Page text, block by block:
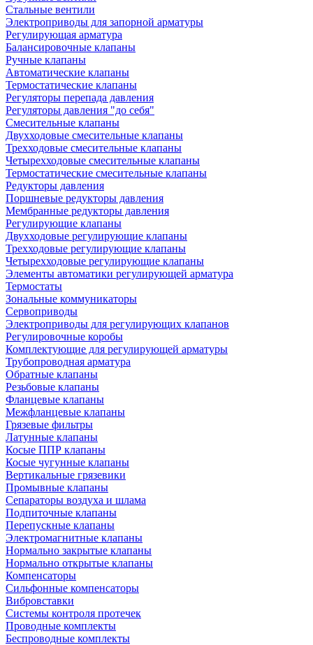
Стальные вентили
Электроприводы для запорной арматуры
Регулирующая арматура
Балансировочные клапаны
Ручные клапаны
Автоматические клапаны
Термостатические клапаны
Регуляторы перепада давления
Регуляторы давления "до себя"
Смесительные клапаны
Двухходовые смесительные клапаны
Трехходовые смесительные клапаны
Четырехходовые смесительные клапаны
Термостатические смесительные клапаны
Редукторы давления
Поршневые редукторы давления
Мембранные редукторы давления
Регулирующие клапаны
Двухходовые регулирующие клапаны
Трехходовые регулирующие клапаны
Четырехходовые регулирующие клапаны
Элементы автоматики регулирующей арматура
Термостаты
Зональные коммуникаторы
Сервоприводы
Электроприводы для регулирующих клапанов
Регулировочные коробы
Комплектующие для регулирующей арматуры
Трубопроводная арматура
Обратные клапаны
Резьбовые клапаны
Фланцевые клапаны
Межфланцевые клапаны
Грязевые фильтры
Латунные клапаны
Косые ППР клапаны
Косые чугунные клапаны
Вертикальные грязевики
Промывные клапаны
Сепараторы воздуха и шлама
Подпиточные клапаны
Перепускные клапаны
Электромагнитные клапаны
Нормально закрытые клапаны
Нормально открытые клапаны
Компенсаторы
Сильфонные компенсаторы
Вибровставки
Системы контроля протечек
Проводные комплекты
Беспроводные комплекты